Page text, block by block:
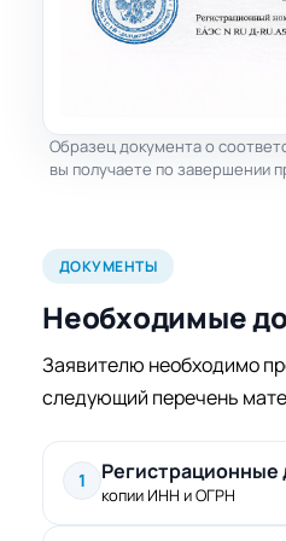
Образец документа о
вы получаете по завершении
ДОКУМЕНТЫ
Необходимые
Заявителю необходимо
следующий перечень
1 Регистрационные
копии ИНН и ОГРН